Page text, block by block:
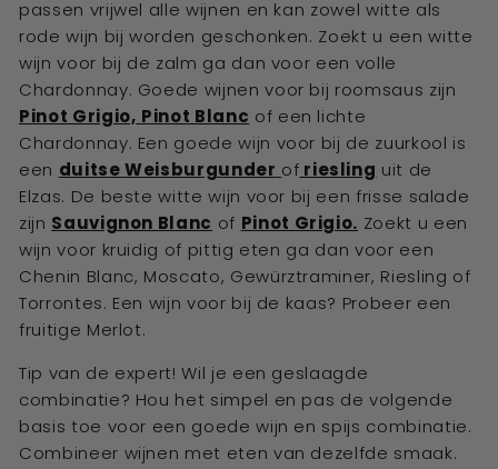
passen vrijwel alle wijnen en kan zowel witte als
rode wijn bij worden geschonken. Zoekt u een witte
wijn voor bij de zalm ga dan voor een volle
Chardonnay. Goede wijnen voor bij roomsaus zijn
Pinot Grigio, Pinot Blanc of een lichte
Chardonnay. Een goede wijn voor bij de zuurkool is
een duitse Weisburgunder of riesling uit de
Elzas. De beste witte wijn voor bij een frisse salade
zijn Sauvignon Blanc of Pinot Grigio. Zoekt u een
wijn voor kruidig of pittig eten ga dan voor een
Chenin Blanc, Moscato, Gewürztraminer, Riesling of
Torrontes. Een wijn voor bij de kaas? Probeer een
fruitige Merlot.
Tip van de expert! Wil je een geslaagde
combinatie? Hou het simpel en pas de volgende
basis toe voor een goede wijn en spijs combinatie.
Combineer wijnen met eten van dezelfde smaak.